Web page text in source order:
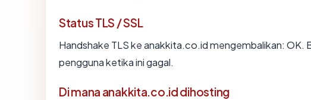
Status TLS / SSL
Handshake TLS ke anakkita.co.id mengembalikan:
pengguna ketika ini gagal.
Di mana anakkita.co.id dihosting